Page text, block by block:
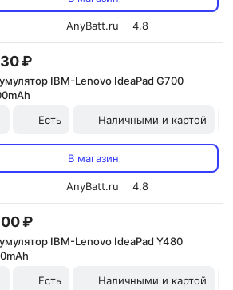
AnyBatt.ru 4.8
₽
IBM-Lenovo IdeaPad G700
Есть
Наличными и картой
В магазин
AnyBatt.ru 4.8
₽
IBM-Lenovo IdeaPad Y480
Есть
Наличными и картой